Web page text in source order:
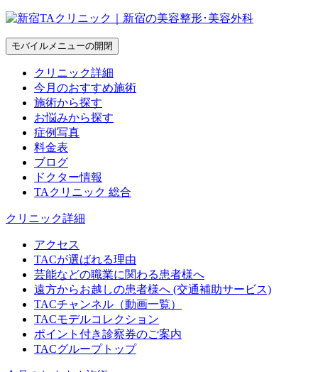
モバイルメニューの開閉
クリニック詳細
今月のおすすめ施術
施術から探す
お悩みから探す
症例写真
料金表
ブログ
ドクター情報
TAクリニック 総合
クリニック詳細
アクセス
TACが選ばれる理由
芸能などの職業に関わる患者様へ
遠方からお越しの患者様へ (交通補助サービス)
TACチャンネル（動画一覧）
TACモデルコレクション
ポイント付き診察券のご案内
TACグループトップ